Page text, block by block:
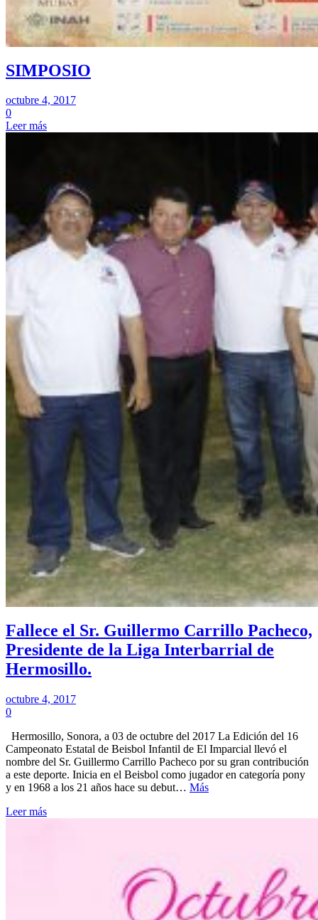
SIMPOSIO
octubre 4, 2017
0
Leer más
Fallece el Sr. Guillermo Carrillo Pacheco,
Presidente de la Liga Interbarrial de
Hermosillo.
octubre 4, 2017
0
Hermosillo, Sonora, a 03 de octubre del 2017 La Edición del 16
Campeonato Estatal de Beisbol Infantil de El Imparcial llevó el
nombre del Sr. Guillermo Carrillo Pacheco por su gran contribución
a este deporte. Inicia en el Beisbol como jugador en categoría pony
y en 1968 a los 21 años hace su debut… Más
Leer más